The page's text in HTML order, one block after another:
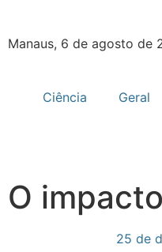
Manaus, 6 de agosto de
Ciência Geral
O
25 de